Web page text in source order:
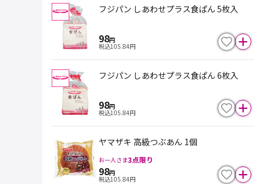
フジパン しあわせプラス食ぱん 5枚入
98円
税込105.84円
フジパン しあわせプラス食ぱん 6枚入
98円
税込105.84円
ヤマザキ 高級つぶあん 1個
お一人さま3点限り
98円
税込105.84円